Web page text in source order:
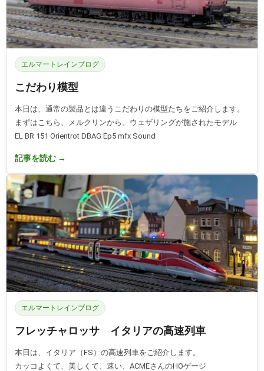
エルマートレインブログ
こだわり模型
本日は、通常の製品とは違うこだわりの模型たちをご紹介します。
まずはこちら、メルクリンから、ウェザリングが施されたモデル
EL BR 151 Orientrot DBAG Ep5 mfx Sound
記事を読む →
エルマートレインブログ
フレッチャロッサ イタリアの高速列車
本日は、イタリア（FS）の高速列車をご紹介します。
カッコよくて、美しくて、速い、ACMEさんのHOゲージ